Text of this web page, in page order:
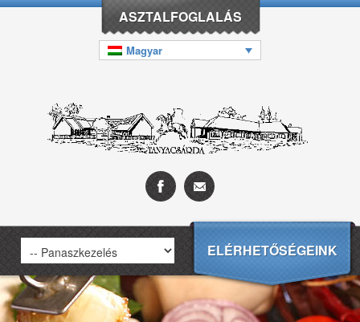
ASZTALFOGLALÁS
Magyar
ELÉRHETŐSÉGEINK